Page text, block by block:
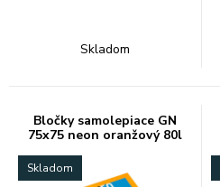
Skladom
Bločky samolepiace GN
75x75 neon oranžový 80l
Skladom